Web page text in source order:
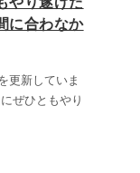
に合わなか
更新していま
ぜひともやり